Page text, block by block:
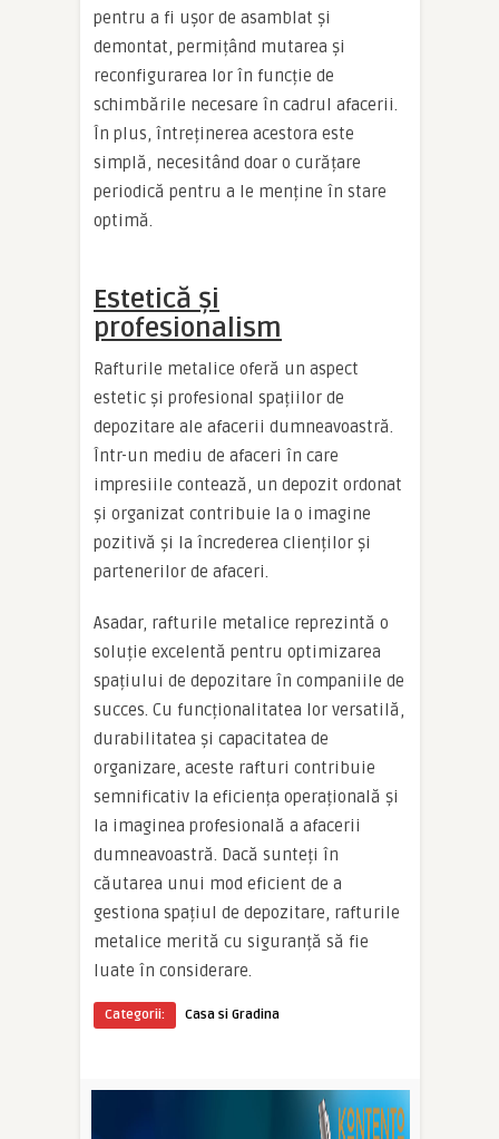
pentru a fi ușor de asamblat și
demontat, permițând mutarea și
reconfigurarea lor în funcție de
schimbările necesare în cadrul afacerii.
În plus, întreținerea acestora este
simplă, necesitând doar o curățare
periodică pentru a le menține în stare
optimă.
Estetică și
profesionalism
Rafturile metalice oferă un aspect
estetic și profesional spațiilor de
depozitare ale afacerii dumneavoastră.
Într-un mediu de afaceri în care
impresiile contează, un depozit ordonat
și organizat contribuie la o imagine
pozitivă și la încrederea clienților și
partenerilor de afaceri.
Asadar, rafturile metalice reprezintă o
soluție excelentă pentru optimizarea
spațiului de depozitare în companiile de
succes. Cu funcționalitatea lor versatilă,
durabilitatea și capacitatea de
organizare, aceste rafturi contribuie
semnificativ la eficiența operațională și
la imaginea profesională a afacerii
dumneavoastră. Dacă sunteți în
căutarea unui mod eficient de a
gestiona spațiul de depozitare, rafturile
metalice merită cu siguranță să fie
luate în considerare.
Categorii: Casa si Gradina